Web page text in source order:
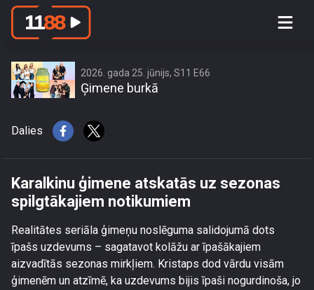
Karalkinu ģimene atskatās uz
2026. gada 25. jūnijs, S11 E66
Ģimene burkā
Dalies
Karalkinu ģimene atskatās uz sezonas
spilgtākajiem notikumiem
Realitātes seriāla ģimeņu noslēguma salidojumā dots
īpašs uzdevums – sagatavot kolāžu ar īpašākajiem
aizvadītās sezonas mirkļiem. Kristaps dod vārdu visām
ģimenēm un atzīmē, ka uzdevums bijis īpaši nogurdinoša, jo